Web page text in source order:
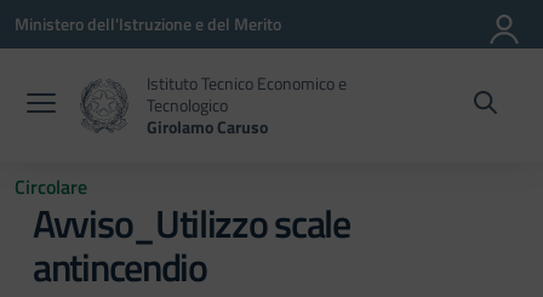
Vai ai contenuti
Vai al menu di navigazione
Vai al footer
Ministero dell'Istruzione e del Merito
Istituto Tecnico Economico e
Tecnologico
Girolamo Caruso
Circolare
Avviso_Utilizzo scale
antincendio